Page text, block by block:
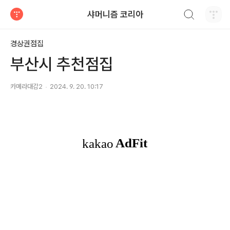
샤머니즘 코리아
경상권점집
부산시 추천점집
카메라대감2 2024. 9. 20. 10:17